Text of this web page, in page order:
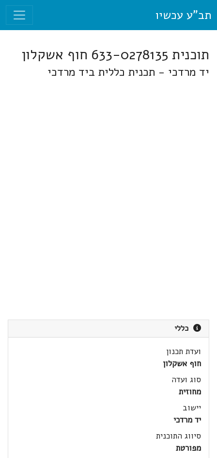
תב"ע עכשיו
תוכנית 633-0278135 חוף אשקלון
יד מרדכי - תכנית כללית ביד מרדכי
כללי
ועדת תכנון
חוף אשקלון
סוג ועדה
מחוזית
יישוב
יד מרדכי
סיווג התוכנית
מפורטת